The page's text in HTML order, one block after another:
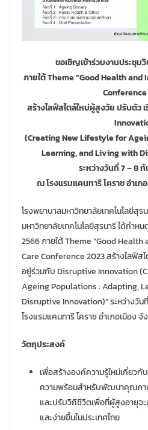
ขอเชิญเข้าร่วมงานประชุม
ภายใต้ Theme “Good Health
สร้างไลฟ์สไตล์ใหม่ผู้สูงวัย ปรับตัว
(Creating New Lifestyle for
Learning, and Living with
ระหว่างวันที่ 7 – 8
ณ โรงแรมแคนทารี โคราช อำเ
โรงพยาบาลมหาวิทยาลัยเทคโนโลยีสุ
มหาวิทยาลัยเทคโนโลยีสุรนารี ได้กำห
2566 ภายใต้ Theme “Good
Care Conference 2023 สร้างไลฟ์ส
อยู่ร่วมกับ Disruptive Innovation
Ageing Populations : Adapting,
Disruptive Innovation)” ระหว่างวั
โรงแรมแคนทารี โคราช อำเภอเมือง
วัตถุประสงค์
เพื่อสร้างองค์ความรู้ใหม่เกี่ยวกั
ความพร้อมสำหรับพัฒนาคุณภ
และปรับวิถีชีวิตเพื่อที่ผู้สูงอายุจ
และง่ายขึ้นในประเทศไทย